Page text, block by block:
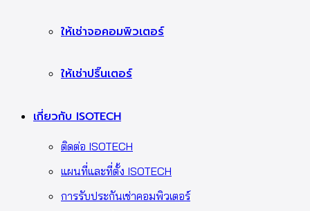
ให้เช่าจอคอมพิวเตอร์
ให้เช่าปริ๊นเตอร์
เกี่ยวกับ ISOTECH
ติดต่อ ISOTECH
แผนที่และที่ตั้ง ISOTECH
การรับประกันเช่าคอมพิวเตอร์